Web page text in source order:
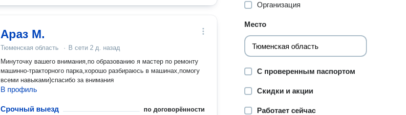
Араз М.
Тюменская область · В сети 2 д. назад
Минуточку вашего внимания,по образованию я мастер по ремонту
машинно-тракторного парка,хорошо разбираюсь в машинах,помогу
всеми навыками)спасибо за внимания
В профиль
Срочный выезд по договорённости
Организация
Место
С проверенным паспортом
Скидки и акции
Работает сейчас